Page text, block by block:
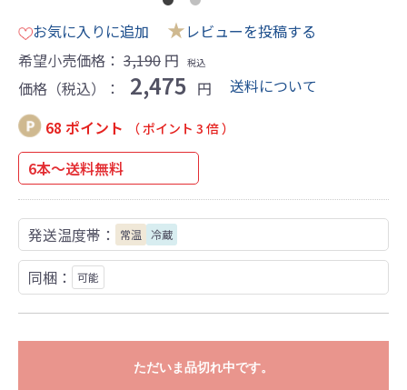
お気に入りに追加 ★レビューを投稿する
希望小売価格： 3,190 円 税込
価格（税込）： 2,475 円
送料について
68 ポイント
（ ポイント 3 倍 ）
6本～送料無料
発送温度帯： 常温 冷蔵
同梱： 可能
ただいま品切れ中です。